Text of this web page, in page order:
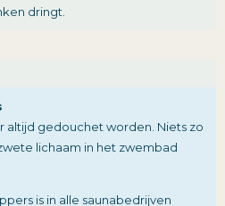
dringt.
altijd gedouchet worden. Niets zo
lichaam in het zwembad
is in alle saunabedrijven